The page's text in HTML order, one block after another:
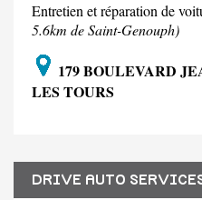
Entretien et réparation de
5.6km de Saint-Genouph)
179 BOULEVARD
LES TOURS
DRIVE AUTO